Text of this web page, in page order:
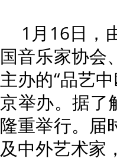
1月16日，
国音乐家协会
主办的“品艺
京举办。据了
隆重举行。届
及中外艺术家